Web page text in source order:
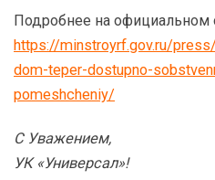
Подробнее на официальном
https://minstroyrf.gov.ru/
dom-teper-dostupno-
pomeshcheniy/
С Уважением,
УК «Универсал»!